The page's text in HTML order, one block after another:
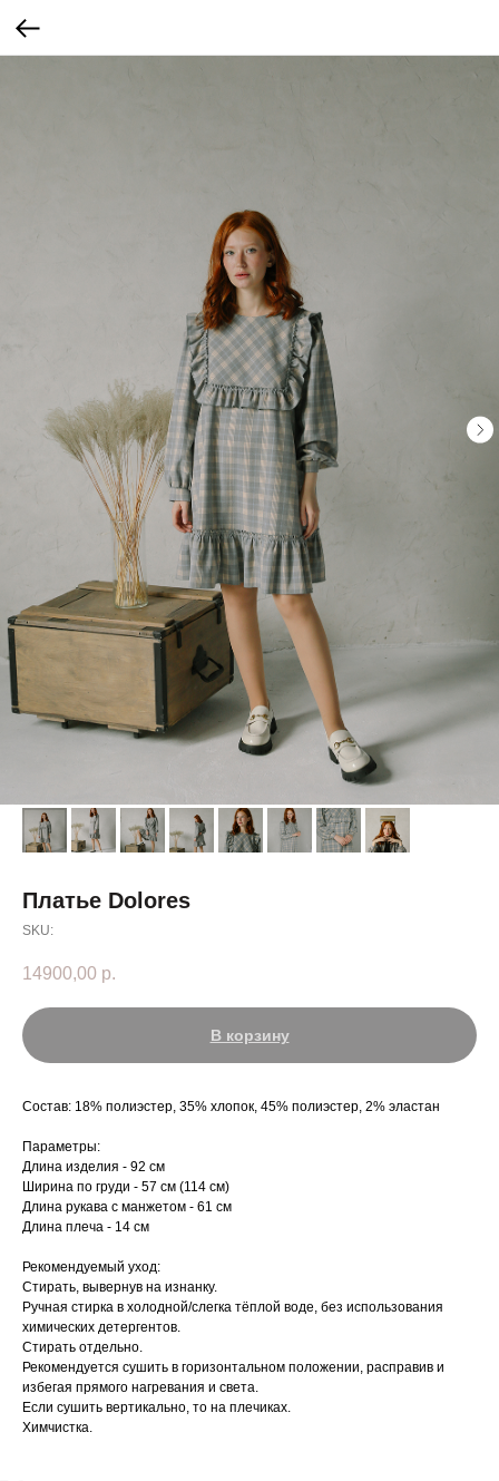
Платье Dolores
SKU:
14900,00 р.
В корзину
Состав: 18% полиэстер, 35% хлопок, 45% полиэстер, 2% эластан
Параметры:
Длина изделия - 92 см
Ширина по груди - 57 см (114 см)
Длина рукава с манжетом - 61 см
Длина плеча - 14 см
Рекомендуемый уход:
Стирать, вывернув на изнанку.
Ручная стирка в холодной/слегка тёплой воде, без использования
химических детергентов.
Стирать отдельно.
Рекомендуется сушить в горизонтальном положении, расправив и
избегая прямого нагревания и света.
Если сушить вертикально, то на плечиках.
Химчистка.